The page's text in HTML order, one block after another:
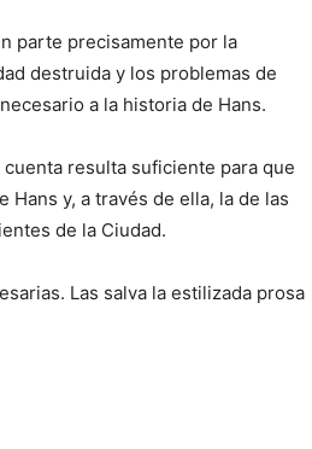
parte precisamente por la
destruida y los problemas de
a la historia de Hans.
resulta suficiente para que
y, a través de ella, la de las
de la Ciudad.
Las salva la estilizada prosa